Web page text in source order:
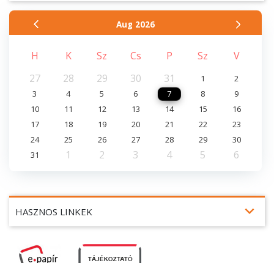
HASZNOS LINKEK expand_more
Aug 2026
H K Sz Cs P Sz
V
27
28 29 30 31 1
2
3
4 5 6 7 8
9
10
11 12 13 14 15
16
17
18 19 20 21 22
23
24
25 26 27 28 29
30
31
1 2 3 4 5 6